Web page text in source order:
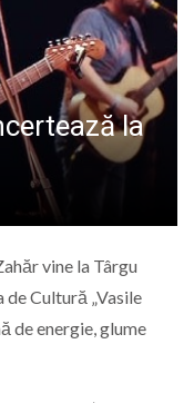
la
vine la Târgu
de Cultură „Vasile
de energie, glume